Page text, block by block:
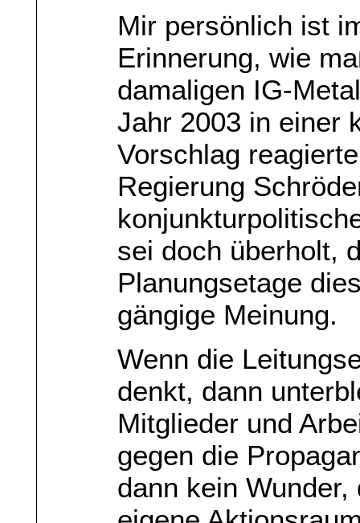
Mir persönlich ist
Erinnerung, wie
damaligen IG-
Jahr 2003 in einer
Vorschlag
Regierung
sei doch überholt,
Planungsetage
gängige Meinung.
Wenn die
denkt, dann
Mitglieder und
gegen die
dann kein